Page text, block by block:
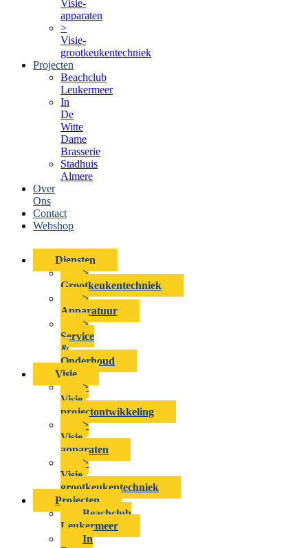
Visie-
apparaten
>
Visie-
grootkeukentechniek
Projecten
Beachclub
Leukermeer
In
De
Witte
Dame
Brasserie
Stadhuis
Almere
Over
Ons
Contact
Webshop
Diensten
>
Grootkeukentechniek
>
Apparatuur
>
Service
&
Onderhoud
Visie
>
Visie-
projectontwikkeling
>
Visie-
apparaten
>
Visie-
grootkeukentechniek
Projecten
Beachclub
Leukermeer
In